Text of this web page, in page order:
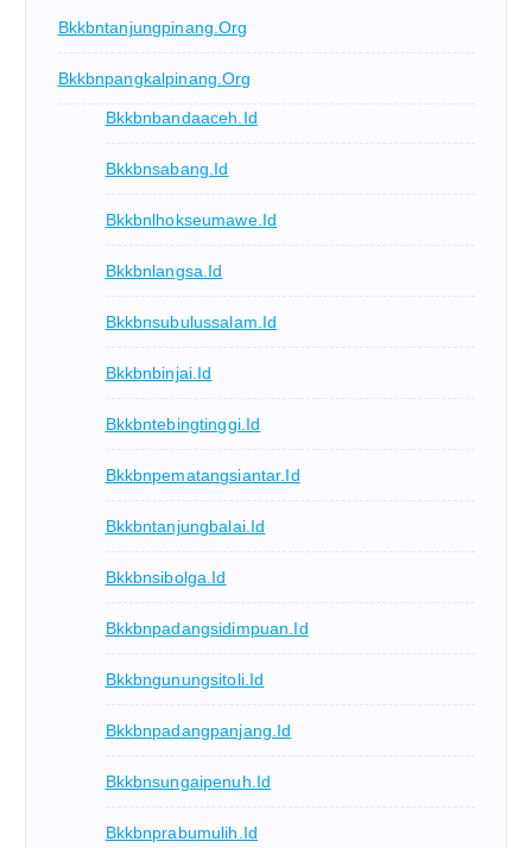
Bkkbntanjungpinang.org
Bkkbnpangkalpinang.org
Bkkbnbandaaceh.id
Bkkbnsabang.id
Bkkbnlhokseumawe.id
Bkkbnlangsa.id
Bkkbnsubulussalam.id
Bkkbnbinjai.id
Bkkbntebingtinggi.id
Bkkbnpematangsiantar.id
Bkkbntanjungbalai.id
Bkkbnsibolga.id
Bkkbnpadangsidimpuan.id
Bkkbngunungsitoli.id
Bkkbnpadangpanjang.id
Bkkbnsungaipenuh.id
Bkkbnprabumulih.id